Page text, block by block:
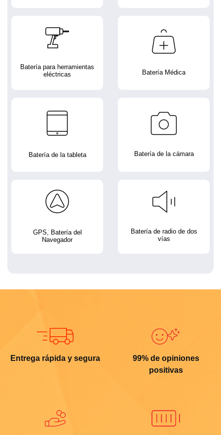
Batería para herramientas
eléctricas
Batería Médica
Batería de la tableta Batería de la cámara
GPS, Batería del
Navegador
Batería de radio de dos
vías
Entrega rápida y segura
99% de opiniones
positivas